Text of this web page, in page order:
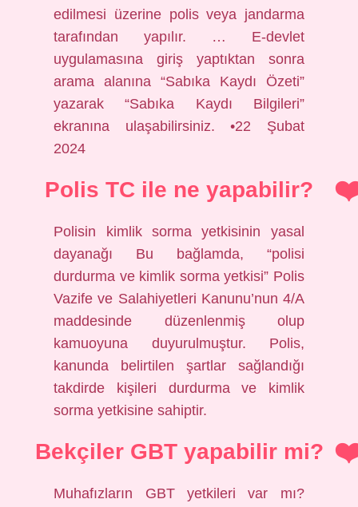
edilmesi üzerine polis veya jandarma
tarafından yapılır. … E-devlet
uygulamasına giriş yaptıktan sonra
arama alanına “Sabıka Kaydı Özeti”
yazarak “Sabıka Kaydı Bilgileri”
ekranına ulaşabilirsiniz. •22 Şubat
2024
Polis TC ile ne yapabilir?
Polisin kimlik sorma yetkisinin yasal
dayanağı Bu bağlamda, “polisi
durdurma ve kimlik sorma yetkisi” Polis
Vazife ve Salahiyetleri Kanunu’nun 4/A
maddesinde düzenlenmiş olup
kamuoyuna duyurulmuştur. Polis,
kanunda belirtilen şartlar sağlandığı
takdirde kişileri durdurma ve kimlik
sorma yetkisine sahiptir.
Bekçiler GBT yapabilir mi?
Muhafızların GBT yetkileri var mı?